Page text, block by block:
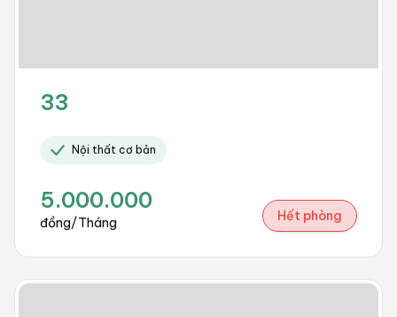
33
Nội thất cơ bản
5.000.000
đồng/Tháng Hết phòng